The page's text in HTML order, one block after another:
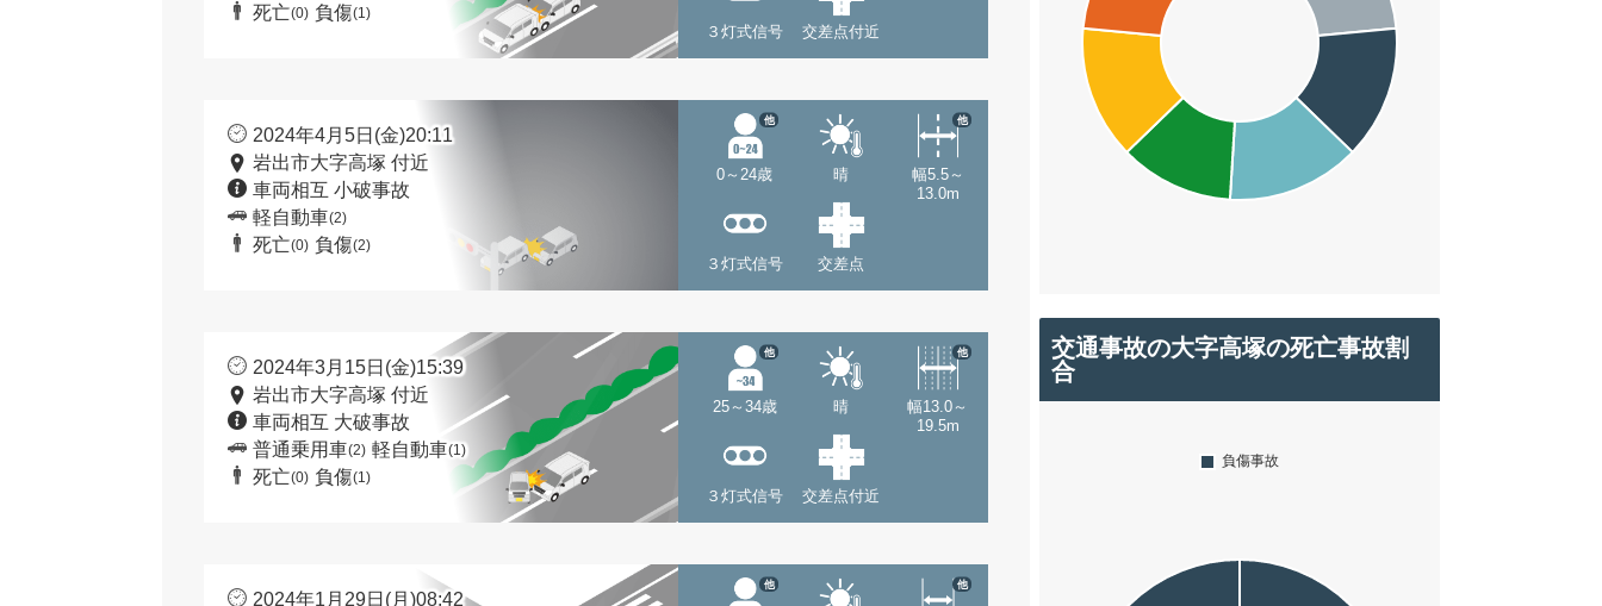
死亡(0) 負傷(1)
３灯式信号 交差点付近
2024年4月5日(金)20:11
岩出市大字高塚 付近
車両相互 小破事故
軽自動車(2)
死亡(0) 負傷(2)
0～24歳
他
晴
幅5.5～
13.0m
他
３灯式信号 交差点
2024年3月15日(金)15:39
岩出市大字高塚 付近
車両相互 大破事故
普通乗用車(2) 軽自動車(1)
死亡(0) 負傷(1)
25～34歳
他
晴
幅13.0～
19.5m
他
３灯式信号 交差点付近
2024年1月29日(月)08:42
他 他
交通事故の大字高塚の死亡事故割
合